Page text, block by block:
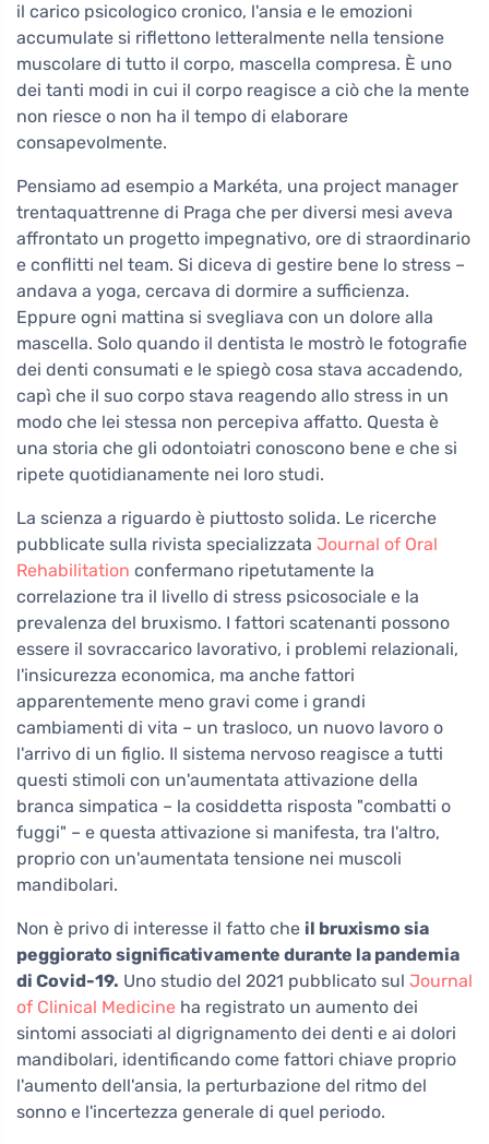
il carico psicologico cronico, l'ansia e le emozioni
accumulate si riflettono letteralmente nella tensione
muscolare di tutto il corpo, mascella compresa. È uno
dei tanti modi in cui il corpo reagisce a ciò che la mente
non riesce o non ha il tempo di elaborare
consapevolmente.
Pensiamo ad esempio a Markéta, una project manager
trentaquattrenne di Praga che per diversi mesi aveva
affrontato un progetto impegnativo, ore di straordinario
e conflitti nel team. Si diceva di gestire bene lo stress –
andava a yoga, cercava di dormire a sufficienza.
Eppure ogni mattina si svegliava con un dolore alla
mascella. Solo quando il dentista le mostrò le fotografie
dei denti consumati e le spiegò cosa stava accadendo,
capì che il suo corpo stava reagendo allo stress in un
modo che lei stessa non percepiva affatto. Questa è
una storia che gli odontoiatri conoscono bene e che si
ripete quotidianamente nei loro studi.
La scienza a riguardo è piuttosto solida. Le ricerche
pubblicate sulla rivista specializzata Journal of Oral
Rehabilitation confermano ripetutamente la
correlazione tra il livello di stress psicosociale e la
prevalenza del bruxismo. I fattori scatenanti possono
essere il sovraccarico lavorativo, i problemi relazionali,
l'insicurezza economica, ma anche fattori
apparentemente meno gravi come i grandi
cambiamenti di vita – un trasloco, un nuovo lavoro o
l'arrivo di un figlio. Il sistema nervoso reagisce a tutti
questi stimoli con un'aumentata attivazione della
branca simpatica – la cosiddetta risposta "combatti o
fuggi" – e questa attivazione si manifesta, tra l'altro,
proprio con un'aumentata tensione nei muscoli
mandibolari.
Non è privo di interesse il fatto che il bruxismo sia
peggiorato significativamente durante la pandemia
di Covid-19. Uno studio del 2021 pubblicato sul Journal
of Clinical Medicine ha registrato un aumento dei
sintomi associati al digrignamento dei denti e ai dolori
mandibolari, identificando come fattori chiave proprio
l'aumento dell'ansia, la perturbazione del ritmo del
sonno e l'incertezza generale di quel periodo.